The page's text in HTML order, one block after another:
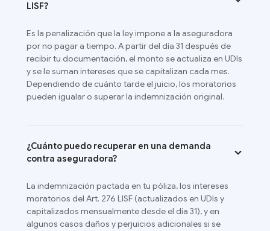
LISF?
Es la penalización que la ley impone a la aseguradora
por no pagar a tiempo. A partir del día 31 después de
recibir tu documentación, el monto se actualiza en UDIs
y se le suman intereses que se capitalizan cada mes.
Dependiendo de cuánto tarde el juicio, los moratorios
pueden igualar o superar la indemnización original.
¿Cuánto puedo recuperar en una demanda
contra aseguradora?
La indemnización pactada en tu póliza, los intereses
moratorios del Art. 276 LISF (actualizados en UDIs y
capitalizados mensualmente desde el día 31), y en
algunos casos daños y perjuicios adicionales si se